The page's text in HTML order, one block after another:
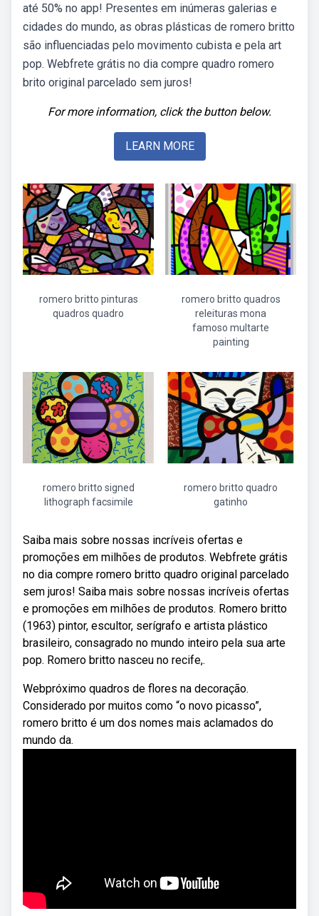
até 50% no app! Presentes em inúmeras galerias e
cidades do mundo, as obras plásticas de romero britto
são influenciadas pelo movimento cubista e pela art
pop. Webfrete grátis no dia compre quadro romero
brito original parcelado sem juros!
For more information, click the button below.
LEARN MORE
romero britto pinturas
quadros quadro
romero britto quadros
releituras mona
famoso multarte
painting
romero britto signed
lithograph facsimile
romero britto quadro
gatinho
Saiba mais sobre nossas incríveis ofertas e
promoções em milhões de produtos. Webfrete grátis
no dia compre romero britto quadro original parcelado
sem juros! Saiba mais sobre nossas incríveis ofertas
e promoções em milhões de produtos. Romero britto
(1963) pintor, escultor, serígrafo e artista plástico
brasileiro, consagrado no mundo inteiro pela sua arte
pop. Romero britto nasceu no recife,.
Webpróximo quadros de flores na decoração.
Considerado por muitos como “o novo picasso”,
romero britto é um dos nomes mais aclamados do
mundo da.